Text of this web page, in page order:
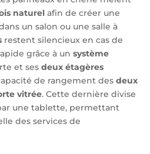
naturel afin de créer une
un salon ou une salle à
restent silencieux en cas de
grâce à un système
et ses deux étagères
de rangement des deux
vitrée. Cette dernière divise
une tablette, permettant
des services de